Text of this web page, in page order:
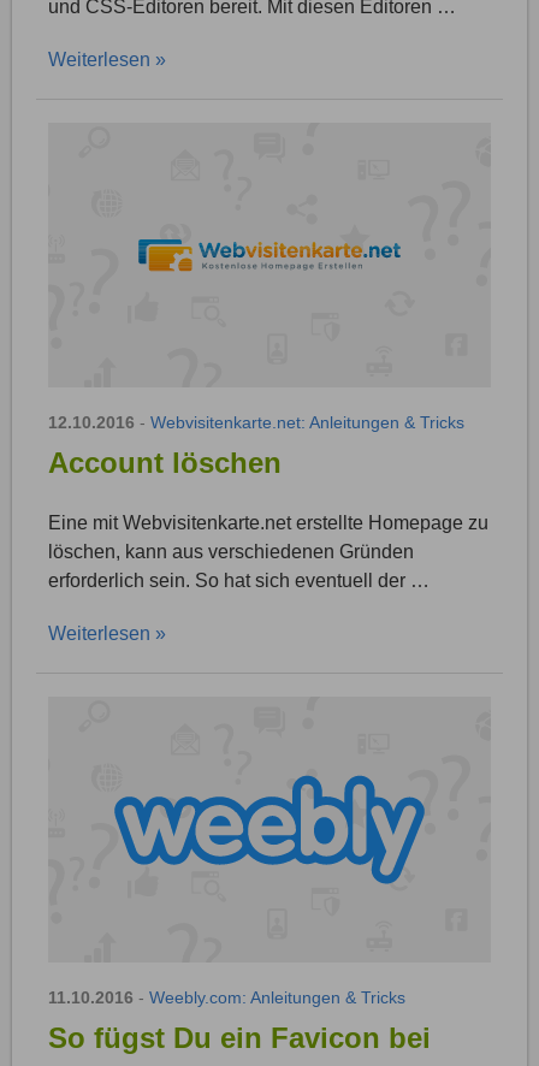
und CSS-Editoren bereit. Mit diesen Editoren …
Weiterlesen »
12.10.2016 - Webvisitenkarte.net: Anleitungen & Tricks
Account löschen
Eine mit Webvisitenkarte.net erstellte Homepage zu
löschen, kann aus verschiedenen Gründen
erforderlich sein. So hat sich eventuell der …
Weiterlesen »
11.10.2016 - Weebly.com: Anleitungen & Tricks
So fügst Du ein Favicon bei